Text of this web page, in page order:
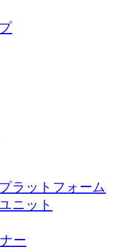
ラットフォーム
ニット
ー